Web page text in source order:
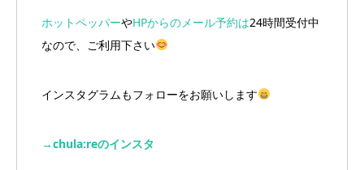
ホットペッパーやHPからのメール予約は24時間受付中
なので、ご利用下さい
インスタグラムもフォローをお願いします
→chula:reのインスタ